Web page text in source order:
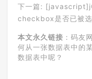
下一篇:
checkbox是否已被选
本文永久链接 ： 码友网
何从一张数据表中的
数据表中呢？